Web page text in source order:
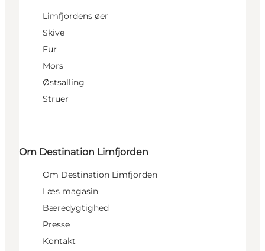
Limfjordens øer
Skive
Fur
Mors
Østsalling
Struer
Om Destination Limfjorden
Om Destination Limfjorden
Læs magasin
Bæredygtighed
Presse
Kontakt